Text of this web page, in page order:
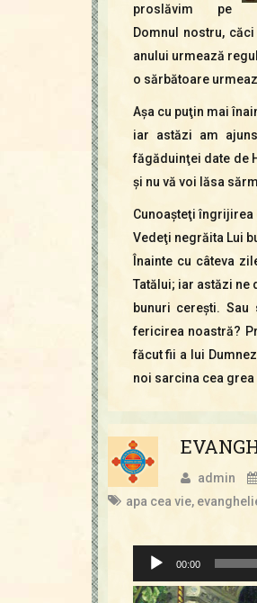
proslăvim pe
Domnul nostru,
anului urmează
o sărbătoare
Aşa cu puţin mai
iar astăzi am
făgăduinţei date de
şi nu vă voi lăsa
Cunoaşteţi îngrijirea
Vedeţi negrăita Lui
Înainte cu câteva
Tatălui; iar astăzi ne
bunuri cereşti.
fericirea noastră?
făcut fii a lui
noi sarcina cea
admin
apa cea vie,
Player
audio
00:00